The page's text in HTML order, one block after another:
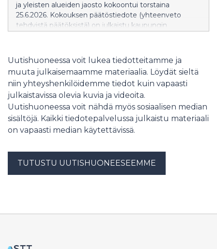
ja yleisten alueiden jaosto kokoontui torstaina
25.6.2026. Kokouksen päätöstiedote (yhteenveto
tehdyistä päätöksistä) on julkaistu kaupungin
julkaistaan. Pöytäkirja korvaa
valmistuttuaan päätöstiedotteen. Rakennusten ja
yleisten alueiden jaoston seuraava kokous on
perjantaina 3.7.2026.
Uutishuoneessa voit lukea tiedotteitamme ja
muuta julkaisemaamme materiaalia. Löydät sieltä
niin yhteyshenkilöidemme tiedot kuin vapaasti
julkaistavissa olevia kuvia ja videoita.
Uutishuoneessa voit nähdä myös sosiaalisen median
sisältöjä. Kaikki tiedotepalvelussa julkaistu materiaali
on vapaasti median käytettävissä.
TUTUSTU UUTISHUONEESEEMME